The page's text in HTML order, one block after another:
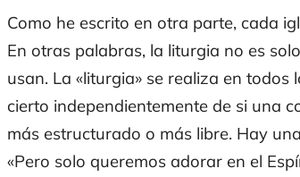
Como he escrito en otra parte, cada
En otras palabras, la liturgia no es
usan. La «liturgia» se realiza en
cierto independientemente de si una
más estructurado o más libre. Hay
«Pero solo queremos adorar en el